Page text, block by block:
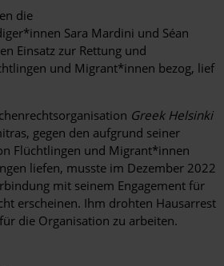
die
Sara Mardini und Séan
Einsatz zur Rettung und
und Migrant*innen bezog, lief
Greek Helsinki
gegen den aufgrund seiner
Flüchtlingen und Migrant*innen
liefen, musste im Dezember 2022
mit seinem Engagement für
erscheinen. Ihm drohten Hausarrest
die Organisation zu arbeiten.